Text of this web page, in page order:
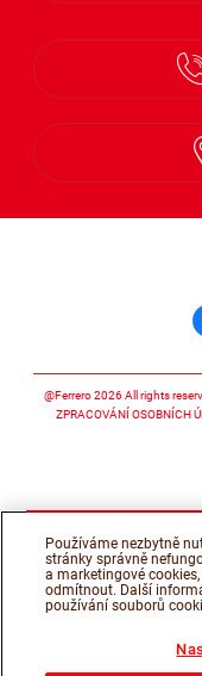
@Ferrero 2026 All rights
ZPRACOVÁNÍ OSOBNÍCH
Používáme nezbytně
stránky správně
a marketingové
odmítnout. Další
používání souborů